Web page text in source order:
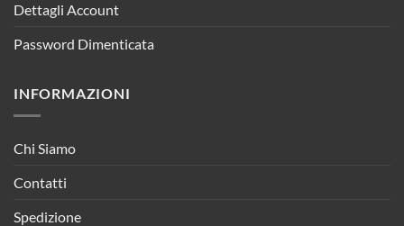
Dettagli Account
Password Dimenticata
INFORMAZIONI
Chi Siamo
Contatti
Spedizione